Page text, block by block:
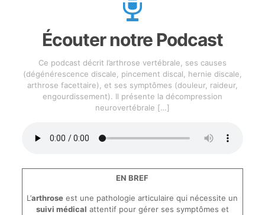
Écouter notre Podcast
Ce podcast décrit l’arthrose vertébrale, ses causes
(dégénérescence discale, pincement discal, hernie discale,
arthrose facettaire), et ses symptômes (douleur, raideur,
engourdissement). Il présente la décompression
neurovertébrale […]
EN BREF
L’arthrose est une pathologie articulaire qui nécessite un
suivi médical attentif pour gérer ses symptômes et